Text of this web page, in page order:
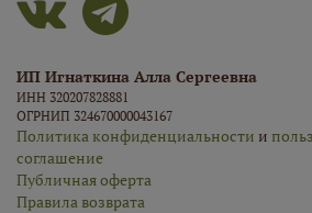
ИП Игнаткина Алла Сергеевна
ИНН 320207828881
ОГРНИП 324670000043167
Политика конфиденциальности и
соглашение
Публичная оферта
Правила возврата